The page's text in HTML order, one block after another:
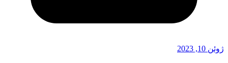
ژوئن 10, 2023